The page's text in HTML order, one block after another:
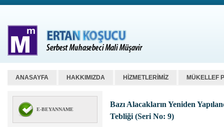
ANASAYFA HAKKIMIZDA HİZMETLERİMİZ MÜKELLEF
E-BEYANNAME
Bazı Alacakların Yeniden
Tebliği (Seri No: 9)